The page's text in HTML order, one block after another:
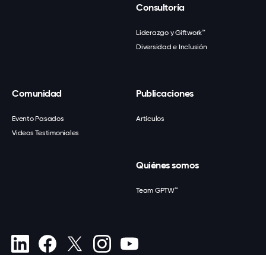
Consultoría
Liderazgo y Giftwork™
Diversidad e Inclusión
Comunidad
Evento Pasados
Videos Testimoniales
Publicaciones
Artículos
Quiénes somos
Team GPTW™